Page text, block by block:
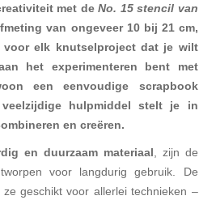
met deNo. 15 stencil van
van ongeveer 10 bij 21 cm,
elk knutselproject dat je wilt
het experimenteren bent met
een eenvoudige scrapbook
hulpmiddel stelt je in
en creëren.
en duurzaam materiaal , zijn de
voor langdurig gebruik. De
geschikt voor allerlei technieken –